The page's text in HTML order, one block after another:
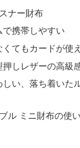
ナー財布
で携帯しやすい
くてもカードが使
押しレザーの高級
しい、落ち着いた
ル ミニ財布の使